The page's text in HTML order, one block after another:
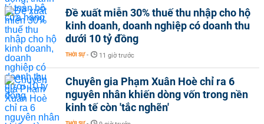
Đề xuất miễn 30% thuế thu nhập cho hộ
kinh doanh, doanh nghiệp có doanh thu
dưới 10 tỷ đồng
THỜI SỰ - 11 giờ trước
Chuyên gia Phạm Xuân Hoè chỉ ra 6
nguyên nhân khiến dòng vốn trong nền
kinh tế còn 'tắc nghẽn'